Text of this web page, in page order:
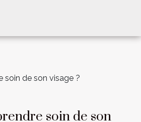
soin de son visage ?
soin de son